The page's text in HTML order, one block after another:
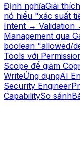
Định nghĩaGiải
nó hiểu "xác suất
Intent → Validation
Management qua
boolean "allowed/
Tools với
Scope để giảm
WriteỨng dụngAI
Security Engineer
CapabilitySo sánh